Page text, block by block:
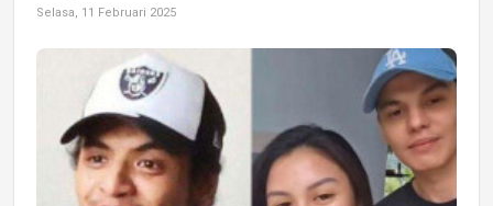
Selasa, 11 Februari 2025